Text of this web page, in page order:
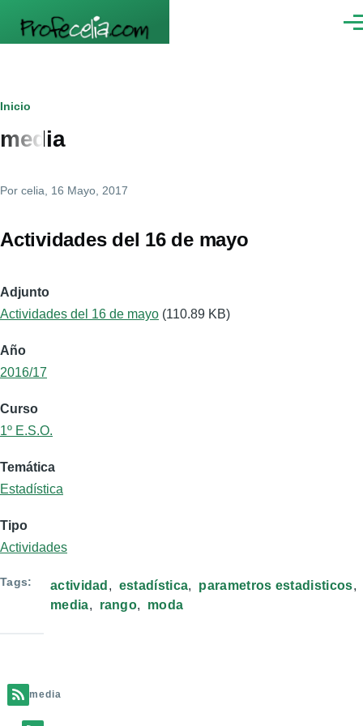
Ruta
de
Inicio
media
Por celia , 16 Mayo, 2017
Actividades del 16 de mayo
Adjunto
Actividades del 16 de mayo (110.89 KB)
Año
2016/17
Curso
1º E.S.O.
Temática
Estadística
Tipo
Actividades
Tags actividad estadística
parametros estadisticos
media
rango moda
media